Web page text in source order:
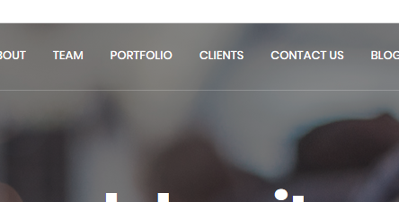
Last updated
Active installations
WordPress version
Theme homepage